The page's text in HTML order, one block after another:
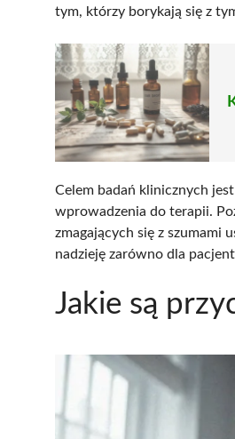
tym, którzy borykają się z
Celem badań klinicznych jest
wprowadzenia do terapii.
zmagających się z szumami
nadzieję zarówno dla
Jakie są